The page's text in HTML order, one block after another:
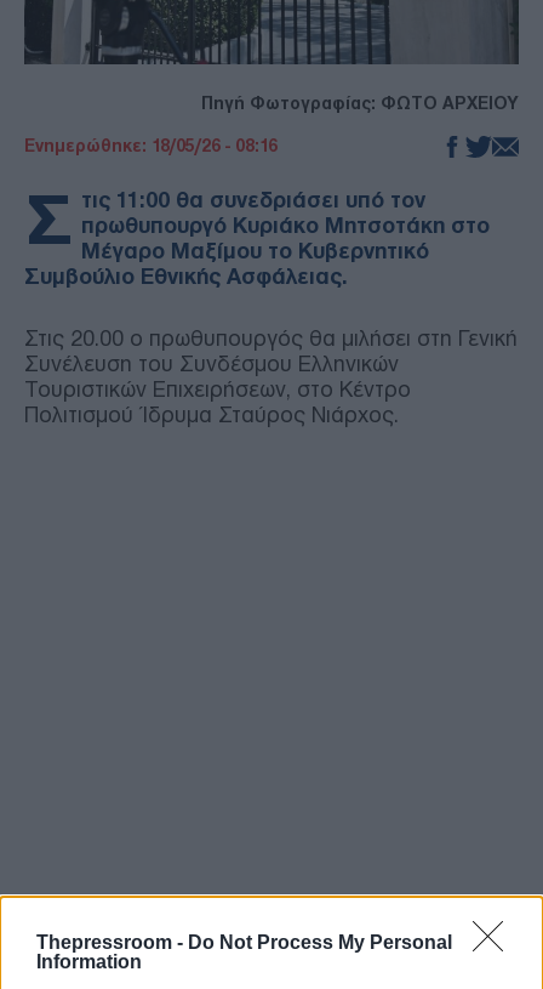
Thepressroom - Do Not Process My Personal
Information
Πηγή Φωτογραφίας: ΦΩΤΟ ΑΡΧΕΙΟΥ
Ενημερώθηκε: 18/05/26 - 08:16
Σ τις 11:00 θα συνεδριάσει υπό τον
πρωθυπουργό Κυριάκο Μητσοτάκη στο
Μέγαρο Μαξίμου το Κυβερνητικό
Συμβούλιο Εθνικής Ασφάλειας.
Στις 20.00 ο πρωθυπουργός θα μιλήσει στη Γενική
Συνέλευση του Συνδέσμου Ελληνικών
Τουριστικών Επιχειρήσεων, στο Κέντρο
Πολιτισμού Ίδρυμα Σταύρος Νιάρχος.